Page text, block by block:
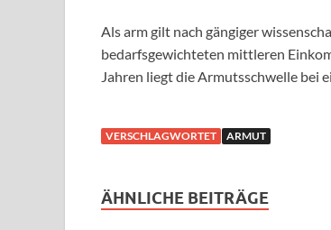
Als arm gilt nach gängiger
bedarfsgewichteten mittleren
Jahren liegt die Armutsschwelle bei
VERSCHLAGWORTET ARMUT
ÄHNLICHE BEITRÄGE